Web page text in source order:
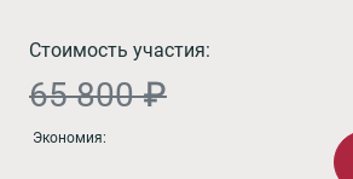
Стоимость участия:
65 800 ₽
Экономия: